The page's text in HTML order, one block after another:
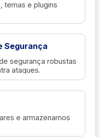
temas e plugins
Segurança
segurança robustas
ataques.
e armazenamos